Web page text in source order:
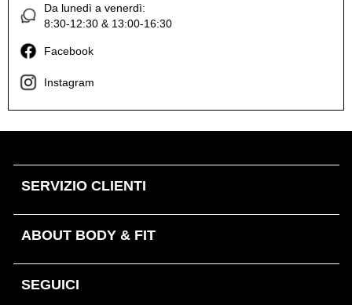
Da lunedì a venerdì:
8:30-12:30 & 13:00-16:30
Facebook
Instagram
SERVIZIO CLIENTI
ABOUT BODY & FIT
SEGUICI